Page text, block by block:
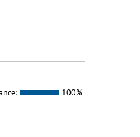
100%